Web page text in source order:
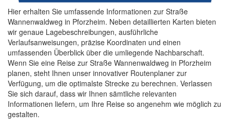
Hier erhalten Sie umfassende Informationen zur Straße
Wannenwaldweg in Pforzheim. Neben detaillierten Karten bieten
wir genaue Lagebeschreibungen, ausführliche
Verlaufsanweisungen, präzise Koordinaten und einen
umfassenden Überblick über die umliegende Nachbarschaft.
Wenn Sie eine Reise zur Straße Wannenwaldweg in Pforzheim
planen, steht Ihnen unser innovativer Routenplaner zur
Verfügung, um die optimalste Strecke zu berechnen. Verlassen
Sie sich darauf, dass wir Ihnen sämtliche relevanten
Informationen liefern, um Ihre Reise so angenehm wie möglich zu
gestalten.